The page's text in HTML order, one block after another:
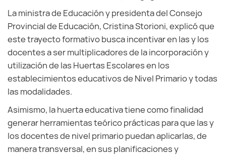
La ministra de Educación y presidenta del Consejo
Provincial de Educación, Cristina Storioni, explicó que
este trayecto formativo busca incentivar en las y los
docentes a ser multiplicadores de la incorporación y
utilización de las Huertas Escolares en los
establecimientos educativos de Nivel Primario y todas
las modalidades.
Asimismo, la huerta educativa tiene como finalidad
generar herramientas teórico prácticas para que las y
los docentes de nivel primario puedan aplicarlas, de
manera transversal, en sus planificaciones y